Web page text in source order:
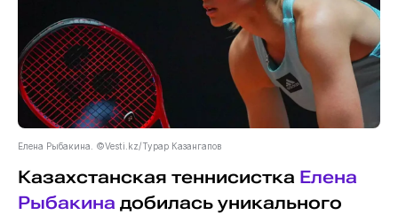
Елена Рыбакина. ©Vesti.kz/Турар Казангапов
Казахстанская теннисистка Елена
Рыбакина добилась уникального